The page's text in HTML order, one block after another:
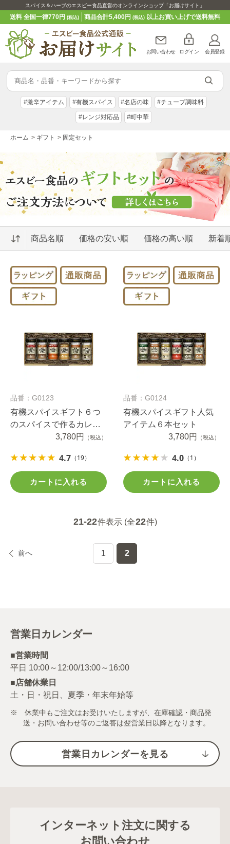
スパイス＆ハーブのエスビー食品直営のオンラインショップ「お届けサイト」
送料 全国一律770円(税込) 商品合計5,400円 (税込)以上お買い上げで送料無料
お問い合わせ ログイン 会員登録
#激辛アイテム #有機スパイス #名店の味 #チューブ調味料
#レンジ対応品 #町中華
ホーム > ギフト > 固定セット
商品名順 価格の安い順 価格の高い順 新着
品番：G0123
有機スパイスギフト６つ
のスパイスで作るカレー
3,780円 （税込）
4.7 （19）
カートに入れる
品番：G0124
有機スパイスギフト人気
アイテム６本セット
3,780円
（税込）
4.0 （1）
カートに入れる
21-22件表示 (全22件)
前へ 1 2
営業日カレンダー
■営業時間
■店舗休業日
土・日・祝日、夏季・年末年始等
※ 休業中もご注文はお受けいたしますが、在庫確認・商品発
送・お問い合わせ等のご返答は翌営業日以降となります。
営業日カレンダーを見る
インターネット注文に関する
お問い合わせ